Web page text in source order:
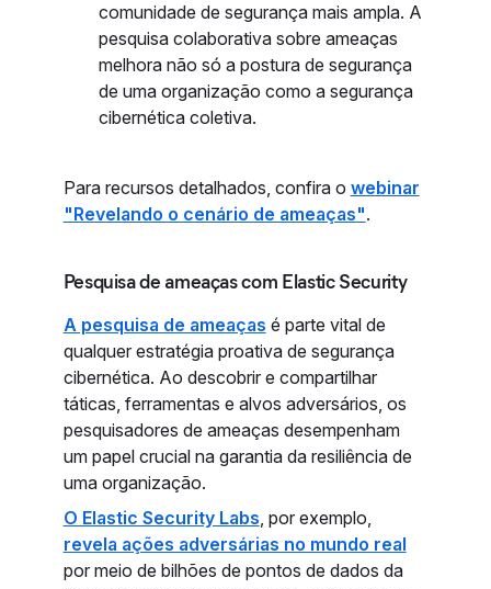
comunidade de segurança mais ampla. A
pesquisa colaborativa sobre ameaças
melhora não só a postura de segurança
de uma organização como a segurança
cibernética coletiva.
Para recursos detalhados, confira o webinar
"Revelando o cenário de ameaças".
Pesquisa de ameaças com Elastic Security
A pesquisa de ameaças é parte vital de
qualquer estratégia proativa de segurança
cibernética. Ao descobrir e compartilhar
táticas, ferramentas e alvos adversários, os
pesquisadores de ameaças desempenham
um papel crucial na garantia da resiliência de
uma organização.
O Elastic Security Labs, por exemplo,
revela ações adversárias no mundo real
por meio de bilhões de pontos de dados da